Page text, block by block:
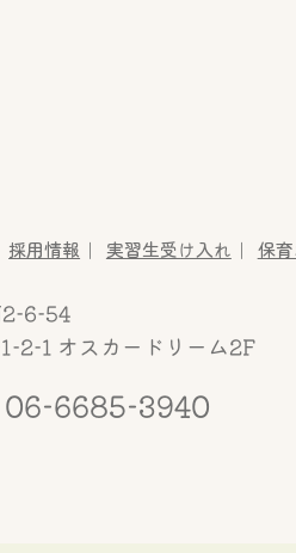
採用情報 実習生受け入れ 保
2-6-54
2-1 オスカードリーム2F
6685-3940